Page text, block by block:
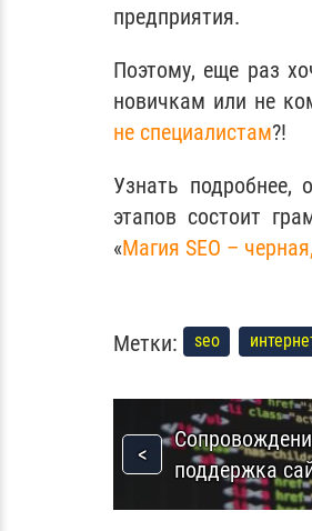
предприятия.
Поэтому, еще раз
новичкам или не
не специалистам?!
Узнать подробнее,
этапов состоит
«Магия SEO –
Метки: seo
поддержка